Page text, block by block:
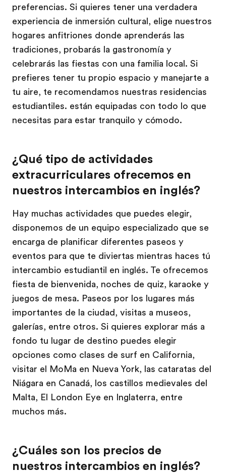
preferencias. Si quieres tener una verdadera
experiencia de inmersión cultural, elige nuestros
hogares anfitriones donde aprenderás las
tradiciones, probarás la gastronomía y
celebrarás las fiestas con una familia local. Si
prefieres tener tu propio espacio y manejarte a
tu aire, te recomendamos nuestras residencias
estudiantiles. están equipadas con todo lo que
necesitas para estar tranquilo y cómodo.
¿Qué tipo de actividades
extracurriculares ofrecemos en
nuestros intercambios en inglés?
Hay muchas actividades que puedes elegir,
disponemos de un equipo especializado que se
encarga de planificar diferentes paseos y
eventos para que te diviertas mientras haces tú
intercambio estudiantil en inglés. Te ofrecemos
fiesta de bienvenida, noches de quiz, karaoke y
juegos de mesa. Paseos por los lugares más
importantes de la ciudad, visitas a museos,
galerías, entre otros. Si quieres explorar más a
fondo tu lugar de destino puedes elegir
opciones como clases de surf en California,
visitar el MoMa en Nueva York, las cataratas del
Niágara en Canadá, los castillos medievales del
Malta, El London Eye en Inglaterra, entre
muchos más.
¿Cuáles son los precios de
nuestros intercambios en inglés?